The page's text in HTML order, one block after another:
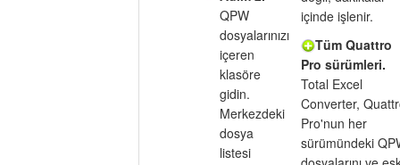
QPW
dosyalarınızı
içeren
klasöre
gidin.
Merkezdeki
dosya
listesi
içinde işlenir.
Tüm Quattro
Pro sürümleri.
Total Excel
Converter,
Pro'nun her
sürümündeki